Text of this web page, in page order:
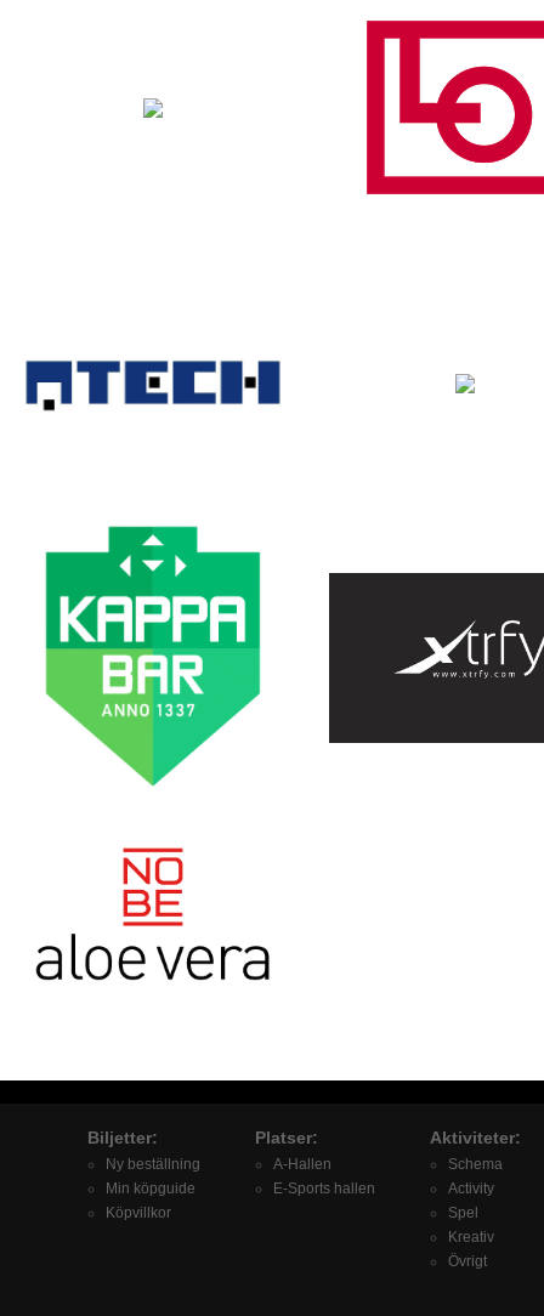
Biljetter:
Ny beställning
Min köpguide
Köpvillkor
Platser:
A-Hallen
E-Sports hallen
Aktiviteter:
Schema
Activity
Spel
Kreativ
Övrigt